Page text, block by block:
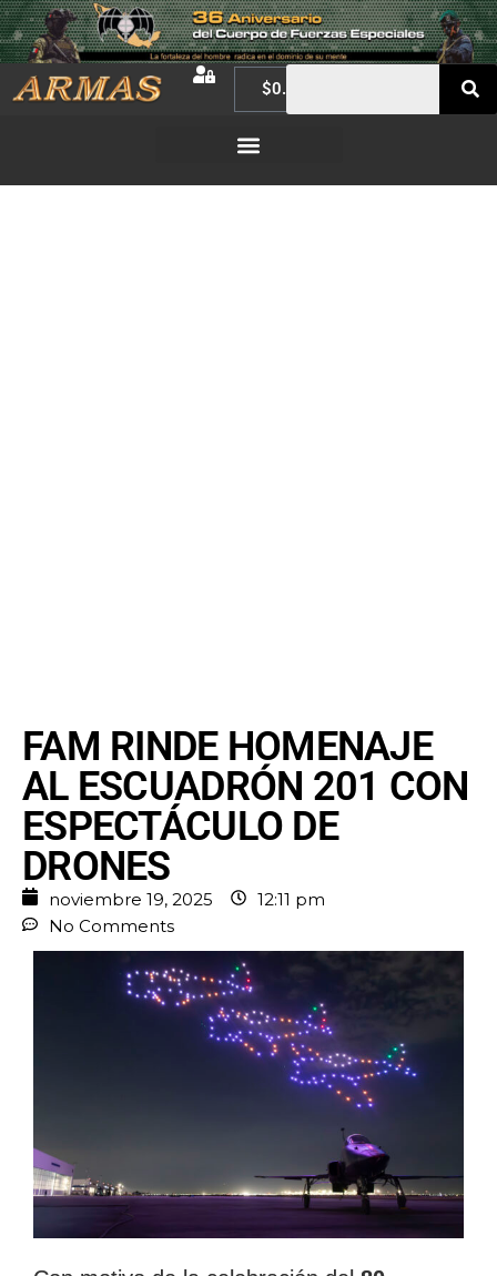
$0.00
FAM RINDE HOMENAJE
AL ESCUADRÓN 201 CON
ESPECTÁCULO DE
DRONES
noviembre 19, 2025
12:11 pm
No Comments